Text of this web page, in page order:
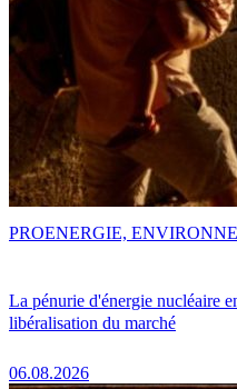
La pénurie d'énergie nucléaire
libéralisation du marché
06.08.2026
PROENERGIE,